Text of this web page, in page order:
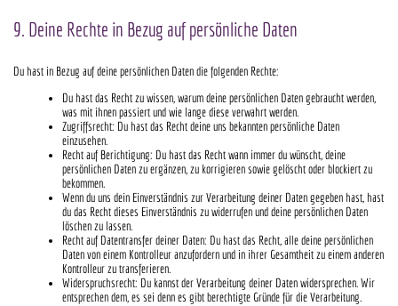
9. Deine Rechte in Bezug auf persönliche Daten
Du hast in Bezug auf deine persönlichen Daten die folgenden Rechte:
Du hast das Recht zu wissen, warum deine persönlichen Daten gebraucht werden,
was mit ihnen passiert und wie lange diese verwahrt werden.
Zugriffsrecht: Du hast das Recht deine uns bekannten persönliche Daten
einzusehen.
Recht auf Berichtigung: Du hast das Recht wann immer du wünscht, deine
persönlichen Daten zu ergänzen, zu korrigieren sowie gelöscht oder blockiert zu
bekommen.
Wenn du uns dein Einverständnis zur Verarbeitung deiner Daten gegeben hast, hast
du das Recht dieses Einverständnis zu widerrufen und deine persönlichen Daten
löschen zu lassen.
Recht auf Datentransfer deiner Daten: Du hast das Recht, alle deine persönlichen
Daten von einem Kontrolleur anzufordern und in ihrer Gesamtheit zu einem anderen
Kontrolleur zu transferieren.
Widerspruchsrecht: Du kannst der Verarbeitung deiner Daten widersprechen. Wir
entsprechen dem, es sei denn es gibt berechtigte Gründe für die Verarbeitung.